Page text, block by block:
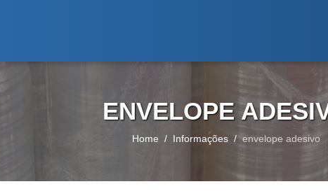
ENVELOPE
Home Informações envelope adesivo